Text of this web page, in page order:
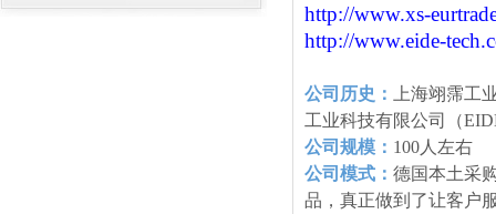
http://www.xs-
http://www.eide-tech
公司历史：
上海翊霈工
工业科技有限公司（
公司规模： 100人左右
公司模式： 德国本土采
品，真正做到了让客户